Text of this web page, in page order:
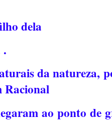
dela
.
da natureza,
Racional
ao ponto de